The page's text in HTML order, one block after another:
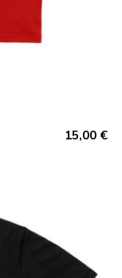
15,00 €